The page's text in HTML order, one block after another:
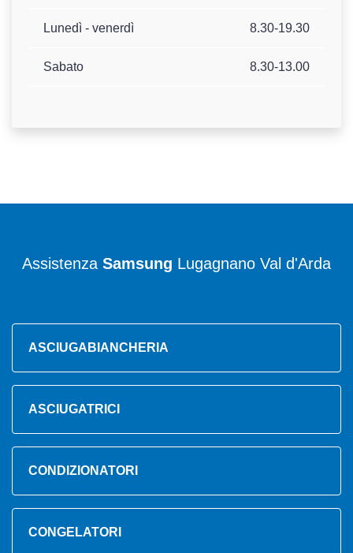
Lunedì - venerdì 8.30-19.30
Sabato 8.30-13.00
Assistenza Samsung Lugagnano Val d'Arda
ASCIUGABIANCHERIA
ASCIUGATRICI
CONDIZIONATORI
CONGELATORI